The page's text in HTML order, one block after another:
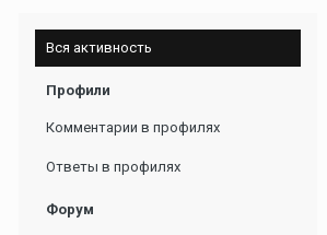
Вся активность
Профили
Комментарии в профилях
Ответы в профилях
Форум